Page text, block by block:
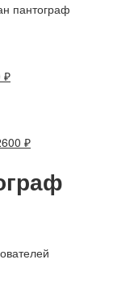
пантограф
₽
₽